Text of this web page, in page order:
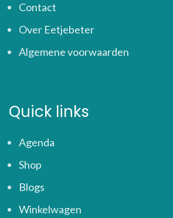
Contact
Over Eetjebeter
Algemene voorwaarden
Quick links
Agenda
Shop
Blogs
Winkelwagen